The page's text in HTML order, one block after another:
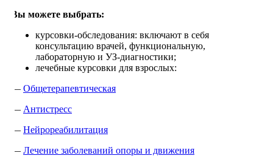
Вы можете выбрать:
курсовки-обследования: включают в себя
консультацию врачей, функциональную,
лабораторную и УЗ-диагностики;
лечебные курсовки для взрослых:
— Общетерапевтическая
— Антистресс
— Нейрореабилитация
— Лечение заболеваний опоры и движения